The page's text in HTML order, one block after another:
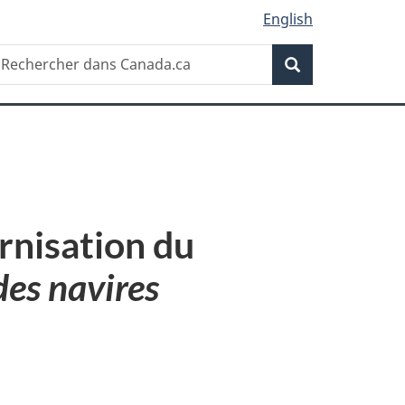
English
Recherche
du
navires